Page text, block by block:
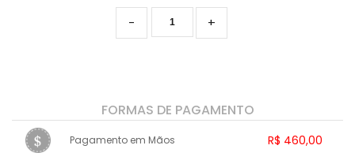
+
-
FORMAS DE PAGAMENTO
Pagamento em Mãos R$ 460,00